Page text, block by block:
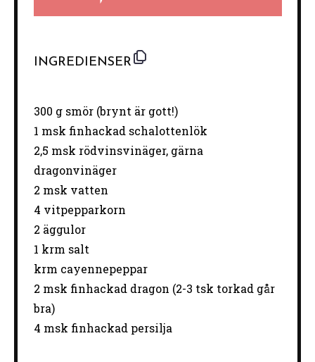
INGREDIENSER
300 gsmör (brynt är gott!)
1 msk finhackad schalottenlök
2,5 msk rödvinsvinäger, gärna
dragonvinäger
2 msk vatten
4 vitpepparkorn
2 äggulor
1 krm salt
krm cayennepeppar
2 msk finhackad dragon (2-3 tsk torkad går
bra)
4 msk finhackad persilja